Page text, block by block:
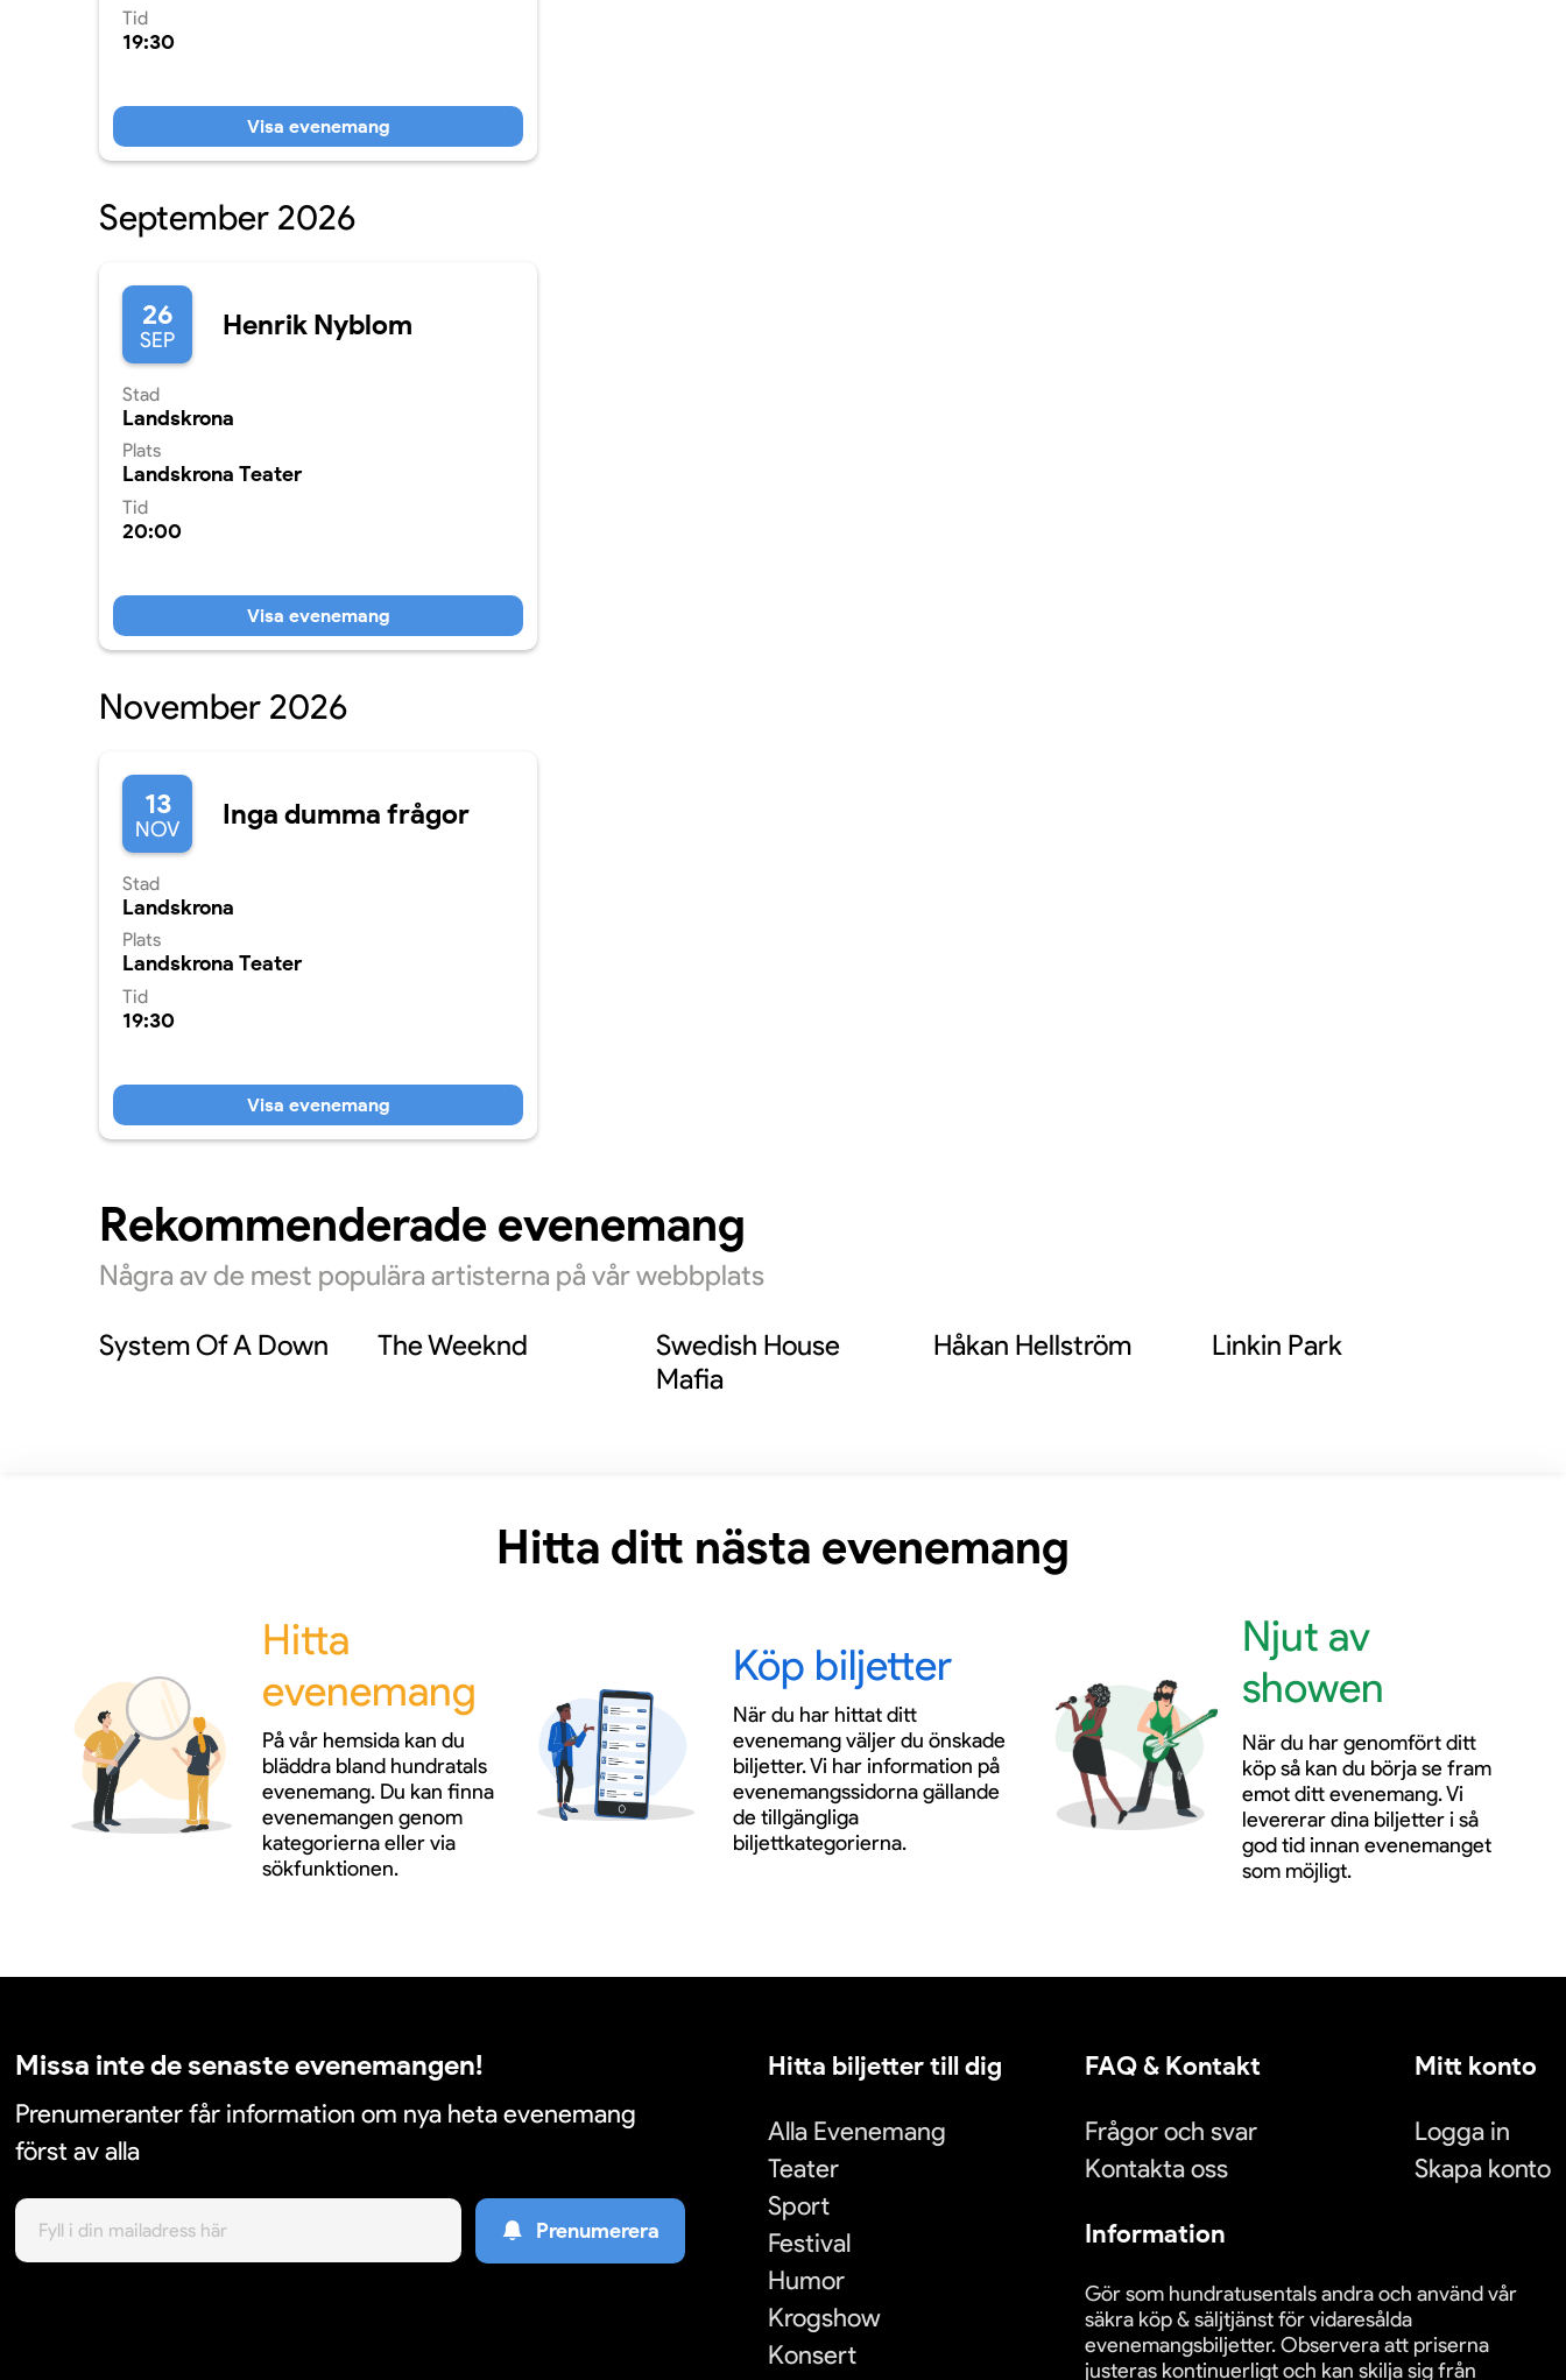
Tid
19:30
Visa evenemang
September 2026
26
SEP Henrik Nyblom
Stad
Landskrona
Plats
Landskrona Teater
Tid
20:00
Visa evenemang
November 2026
13
NOV Inga dumma frågor
Stad
Landskrona
Plats
Landskrona Teater
Tid
19:30
Visa evenemang
Rekommenderade evenemang
Några av de mest populära artisterna på vår webbplats
System Of A Down The Weeknd
Swedish House
Mafia
Håkan Hellström Linkin Park
Hitta ditt nästa evenemang
Hitta
evenemang
På vår hemsida kan du
bläddra bland hundratals
evenemang. Du kan finna
evenemangen genom
kategorierna eller via
sökfunktionen.
Köp biljetter
När du har hittat ditt
evenemang väljer du önskade
biljetter. Vi har information på
evenemangssidorna gällande
de tillgängliga
biljettkategorierna.
Njut av
showen
När du har genomfört ditt
köp så kan du börja se fram
emot ditt evenemang. Vi
levererar dina biljetter i så
god tid innan evenemanget
som möjligt.
Missa inte de senaste evenemangen!
Prenumeranter får information om nya heta evenemang
först av alla
Prenumerera
Hitta biljetter till dig
Alla Evenemang
Teater
Sport
Festival
Humor
Krogshow
Konsert
FAQ & Kontakt
Frågor och svar
Kontakta oss
Mitt konto
Logga in
Skapa konto
Information
Gör som hundratusentals andra och använd vår
säkra köp & säljtjänst för vidaresålda
evenemangsbiljetter. Observera att priserna
justeras kontinuerligt och kan skilja sig från